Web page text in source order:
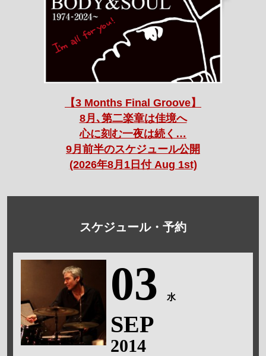
【3 Months Final Groove】
8月､第二楽章は佳境へ
心に刻む一夜は続く…
9月前半のスケジュール公開
(2026年8月1日付 Aug 1st)
スケジュール・予約
03 水
SEP
2014